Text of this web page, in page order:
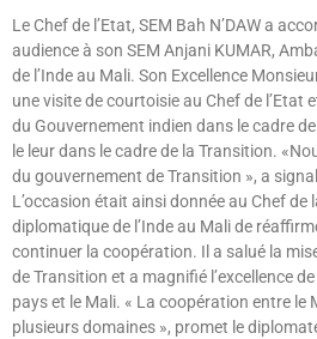
Le Chef de l’Etat, SEM Bah N’DAW a
audience à son SEM Anjani KUMAR,
de l’Inde au Mali. Son Excellence
une visite de courtoisie au Chef de l’Etat
du Gouvernement indien dans le cadre
le leur dans le cadre de la Transition.
du gouvernement de Transition », a
L’occasion était ainsi donnée au Chef de
diplomatique de l’Inde au Mali de
continuer la coopération. Il a salué la
de Transition et a magnifié l’excellence
pays et le Mali. « La coopération entre le
plusieurs domaines », promet le